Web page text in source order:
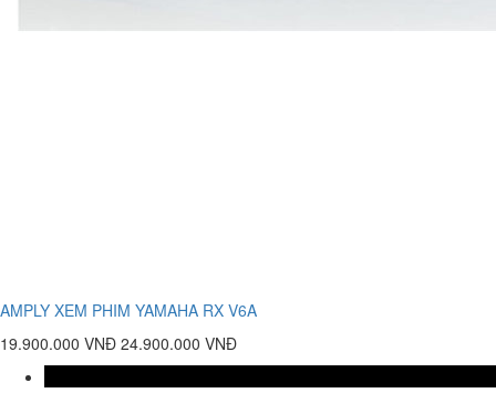
AMPLY XEM PHIM YAMAHA RX V6A
19.900.000 VNĐ 24.900.000 VNĐ